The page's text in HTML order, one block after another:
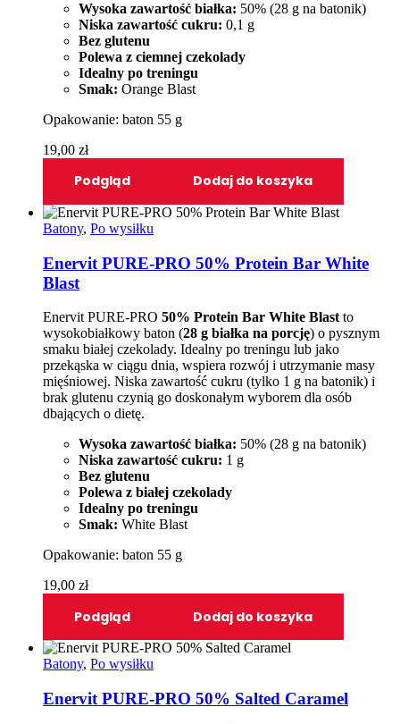
Wysoka zawartość białka: 50% (28 g na batonik)
Niska zawartość cukru: 0,1 g
Bez glutenu
Polewa z ciemnej czekolady
Idealny po treningu
Smak: Orange Blast
Opakowanie: baton 55 g
19,00 zł
Podgląd Dodaj do koszyka
Batony, Po wysiłku
Enervit PURE-PRO 50% Protein Bar White
Blast
Enervit PURE-PRO 50% Protein Bar White Blast to
wysokobiałkowy baton (28 g białka na porcję) o pysznym
smaku białej czekolady. Idealny po treningu lub jako
przekąska w ciągu dnia, wspiera rozwój i utrzymanie masy
mięśniowej. Niska zawartość cukru (tylko 1 g na batonik) i
brak glutenu czynią go doskonałym wyborem dla osób
dbających o dietę.
Wysoka zawartość białka: 50% (28 g na batonik)
Niska zawartość cukru: 1 g
Bez glutenu
Polewa z białej czekolady
Idealny po treningu
Smak: White Blast
Opakowanie: baton 55 g
19,00 zł
Podgląd Dodaj do koszyka
Batony, Po wysiłku
Enervit PURE-PRO 50% Salted Caramel